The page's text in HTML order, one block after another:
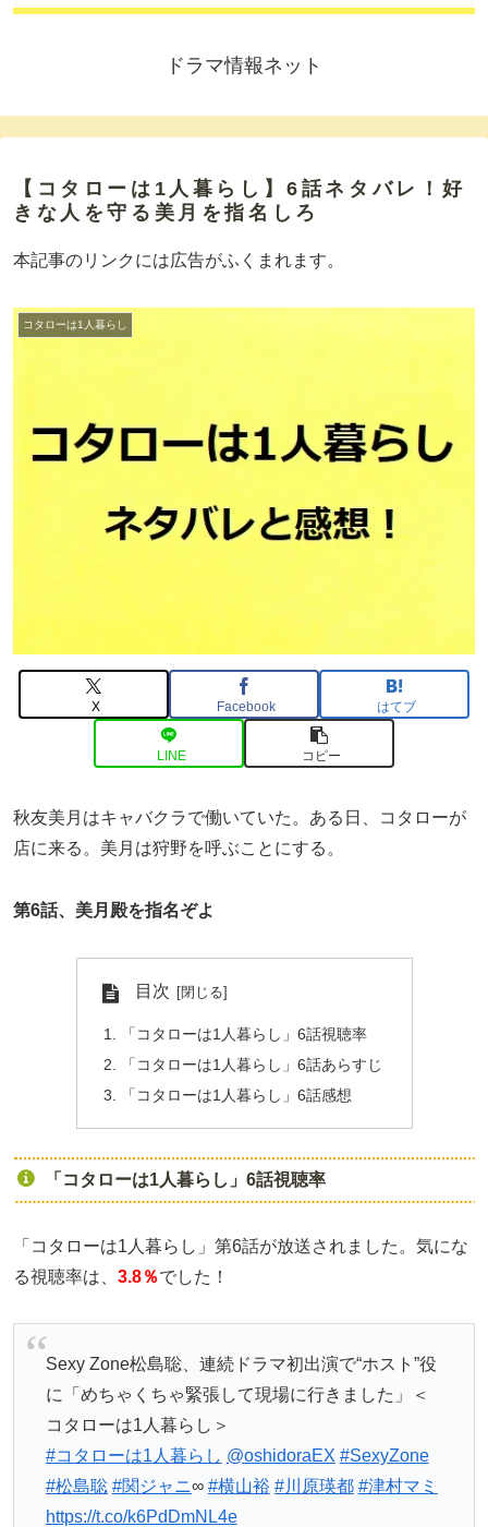
ドラマ情報ネット
【コタローは1人暮らし】6話ネタバレ！好
きな人を守る美月を指名しろ
本記事のリンクには広告がふくまれます。
コタローは1人暮らし
X Facebook はてブ
LINE コピー
秋友美月はキャバクラで働いていた。ある日、コタローが
店に来る。美月は狩野を呼ぶことにする。
第6話、美月殿を指名ぞよ
目次
「コタローは1人暮らし」6話視聴率
「コタローは1人暮らし」6話あらすじ
「コタローは1人暮らし」6話感想
「コタローは1人暮らし」6話視聴率
「コタローは1人暮らし」第6話が放送されました。気にな
る視聴率は、 3.8％でした！
Sexy Zone松島聡、連続ドラマ初出演で“ホスト”役
に「めちゃくちゃ緊張して現場に行きました」＜
コタローは1人暮らし＞
#コタローは1人暮らし @oshidoraEX #SexyZone
#松島聡 #関ジャニ∞ #横山裕 #川原瑛都 #津村マミ
https://t.co/k6PdDmNL4e